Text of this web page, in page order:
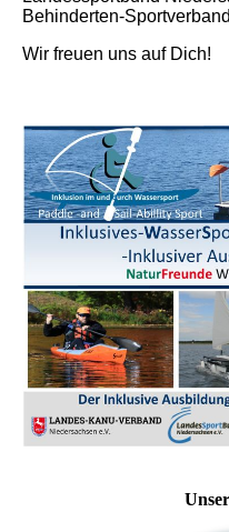
Behinderten-
Wir freuen uns auf Dich!